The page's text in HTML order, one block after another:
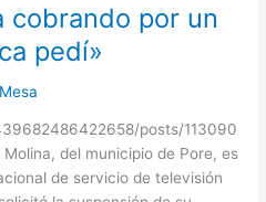
cobrando por un
pedí»
posts/113090
del municipio de Pore, es
de servicio de televisión